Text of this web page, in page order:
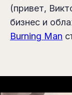
(привет,
бизнес и
Burning Man